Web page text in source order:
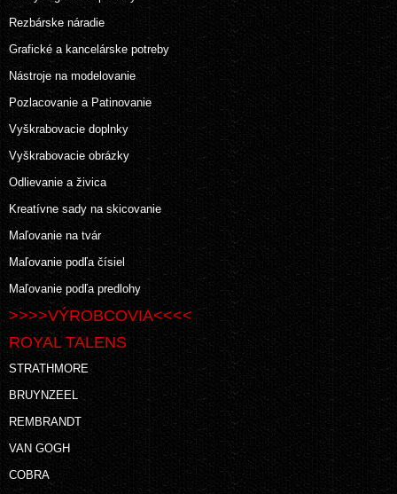
Rezbárske náradie
Grafické a kancelárske potreby
Nástroje na modelovanie
Pozlacovanie a Patinovanie
Vyškrabovacie doplnky
Vyškrabovacie obrázky
Odlievanie a živica
Kreatívne sady na skicovanie
Maľovanie na tvár
Maľovanie podľa čísiel
Maľovanie podľa predlohy
>>>>VÝROBCOVIA<<<<
ROYAL TALENS
STRATHMORE
BRUYNZEEL
REMBRANDT
VAN GOGH
COBRA